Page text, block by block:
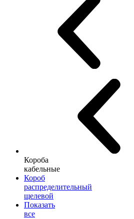
Короба
кабельные
Короб
распределительный
щелевой
Показать
все